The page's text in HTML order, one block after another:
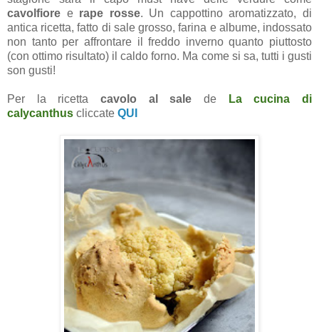
cavolfiore e rape rosse. Un cappottino aromatizzato, di
antica ricetta, fatto di sale grosso, farina e albume, indossato
non tanto per affrontare il freddo inverno quanto piuttosto
(con ottimo risultato) il caldo forno. Ma come si sa, tutti i gusti
son gusti!
Per la ricetta cavolo al sale de
La cucina di
calycanthus cliccate QUI